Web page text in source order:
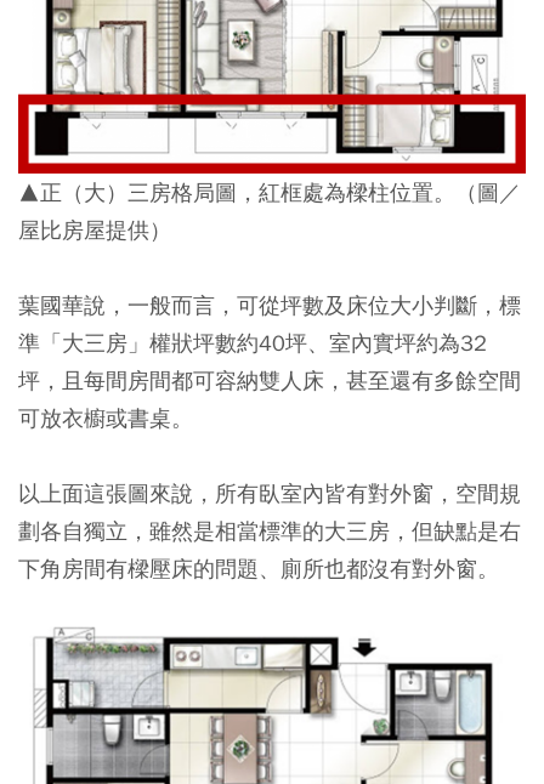
▲正（大）三房格局圖，紅框處為樑柱位置。（圖／
屋比房屋提供）
葉國華說，一般而言，可從坪數及床位大小判斷，標
準「大三房」權狀坪數約40坪、室內實坪約為32
坪，且每間房間都可容納雙人床，甚至還有多餘空間
可放衣櫥或書桌。
以上面這張圖來說，所有臥室內皆有對外窗，空間規
劃各自獨立，雖然是相當標準的大三房，但缺點是右
下角房間有樑壓床的問題、廁所也都沒有對外窗。